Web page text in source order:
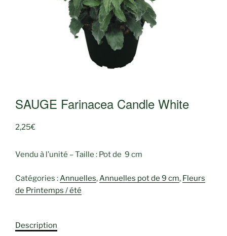
SAUGE Farinacea Candle White
2,25€
Vendu à l’unité – Taille : Pot de 9 cm
Catégories :Annuelles,Annuelles pot de 9 cm, Fleurs
de Printemps / été
Description